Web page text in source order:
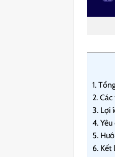
1.
2.
3. Lợi
4.
5.
6. Kết